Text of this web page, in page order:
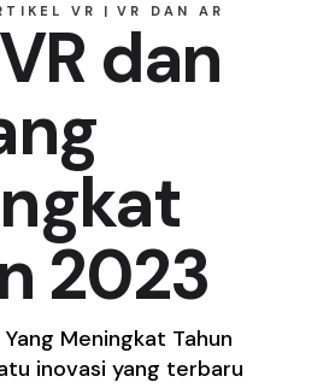
VR VR DAN AR
dan
2023
Meningkat Tahun
inovasi yang terbaru